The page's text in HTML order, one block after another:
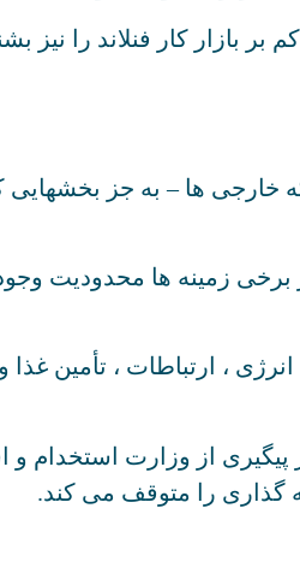
بازار کار فنلاند را نیز
ها – به جز بخشهایی
برخی زمینه ها محدودیت
، ارتباطات ، تأمین غذا و
از وزارت استخدام
گذاری را متوقف می کند.